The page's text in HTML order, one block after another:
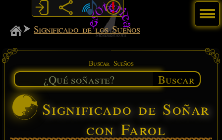
MiSabueso
Significado de los Sueños
Buscar Sueños
Buscar
Significado de Soñar
con Farol
Menú